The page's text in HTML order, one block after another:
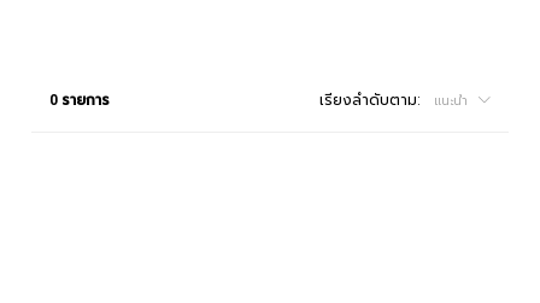
0 รายการ เรียงลำดับตาม: แนะนำ